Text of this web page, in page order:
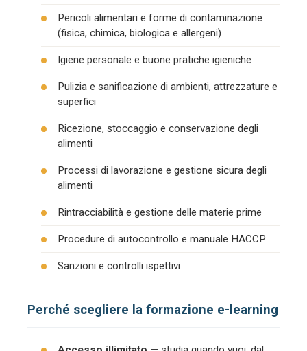
Pericoli alimentari e forme di contaminazione
(fisica, chimica, biologica e allergeni)
Igiene personale e buone pratiche igieniche
Pulizia e sanificazione di ambienti, attrezzature e
superfici
Ricezione, stoccaggio e conservazione degli
alimenti
Processi di lavorazione e gestione sicura degli
alimenti
Rintracciabilità e gestione delle materie prime
Procedure di autocontrollo e manuale HACCP
Sanzioni e controlli ispettivi
Perché scegliere la formazione e-learning